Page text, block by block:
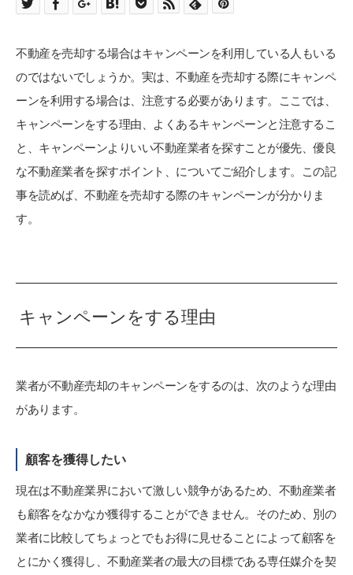
不動産を売却する場合はキャンペーンを利用している人もいる
のではないでしょうか。実は、不動産を売却する際にキャンペ
ーンを利用する場合は、注意する必要があります。ここでは、
キャンペーンをする理由、よくあるキャンペーンと注意するこ
と、キャンペーンよりいい不動産業者を探すことが優先、優良
な不動産業者を探すポイント、についてご紹介します。この記
事を読めば、不動産を売却する際のキャンペーンが分かりま
す。
キャンペーンをする理由
業者が不動産売却のキャンペーンをするのは、次のような理由
があります。
顧客を獲得したい
現在は不動産業界において激しい競争があるため、不動産業者
も顧客をなかなか獲得することができません。そのため、別の
業者に比較してちょっとでもお得に見せることによって顧客を
とにかく獲得し、不動産業者の最大の目標である専任媒介を契